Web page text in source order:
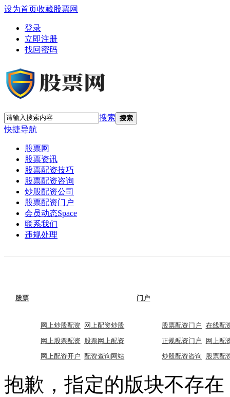
设为首页收藏股票网
登录
立即注册
找回密码
搜索 搜索
快捷导航
股票网
股票资讯
股票配资技巧
股票配资咨询
炒股配资公司
股票配资门户
会员动态Space
联系我们
违规处理
股票
网上炒股配资
网上配资炒股
网上股票配资
股票网上配资
网上配资开户 配资查询网站
门户
股票配资门户 在线配
正规配资门户
网上配
炒股配资咨询
股票配
抱歉，指定的版块不存在